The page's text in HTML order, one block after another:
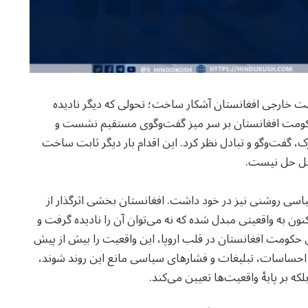
افغانستان آشکار ساخت؛ تحولی که دیگر نادیده
افغانستان بر سر میز گفت‌وگوی مستقیم نشست و
و تبادل نظر کرد. این اقدام بار دیگر ثابت ساخت
حل نیست.
روشنی نیز در خود داشت. افغانستان بخشی اثرگذار از
به واقعیتی مبدل شده که نه می‌توان آن را نادیده گرفت و
افغانستان در قلب اروپا، این واقعیت را بیش از پیش
تبلیغات و فشارهای سیاسی مانع این روند شوند،
بر پایهٔ واقعیت‌ها تعیین می‌کند.